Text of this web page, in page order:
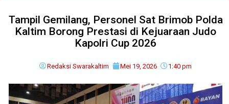
Tampil Gemilang, Personel Sat Brimob Polda
Kaltim Borong Prestasi di Kejuaraan Judo
Kapolri Cup 2026
Redaksi Swarakaltim Mei 19, 2026 1:40 pm